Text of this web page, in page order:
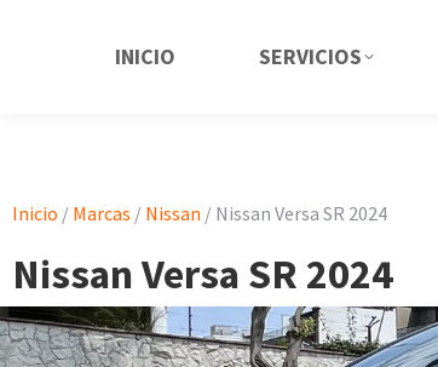
INICIO SERVICIOS
Inicio / Marcas / Nissan / Nissan Versa SR 2024
Nissan Versa SR 2024